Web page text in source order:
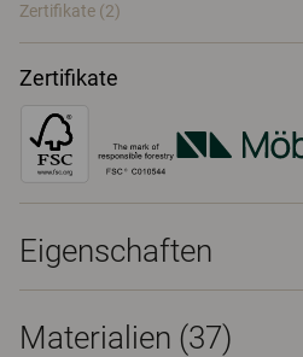
Zertifikate (2)
Zertifikate
Eigenschaften
Materialien (37)